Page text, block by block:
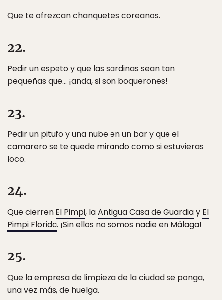
Que te ofrezcan chanquetes coreanos.
22.
Pedir un espeto y que las sardinas sean tan
pequeñas que… ¡anda, si son boquerones!
23.
Pedir un pitufo y una nube en un bar y que el
camarero se te quede mirando como si estuvieras
loco.
24.
Que cierren El Pimpi, laAntigua Casa de Guardiay El
Pimpi Florida. ¡Sin ellos no somos nadie en Málaga!
25.
Que la empresa de limpieza de la ciudad se ponga,
una vez más, de huelga.